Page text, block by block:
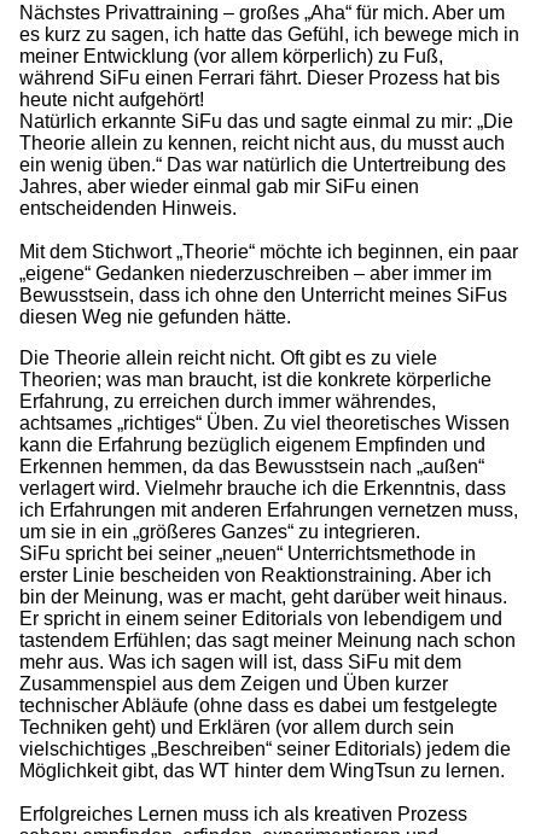
Nächstes Privattraining – großes „Aha“ für mich. Aber um
es kurz zu sagen, ich hatte das Gefühl, ich bewege mich in
meiner Entwicklung (vor allem körperlich) zu Fuß,
während SiFu einen Ferrari fährt. Dieser Prozess hat bis
heute nicht aufgehört!
Natürlich erkannte SiFu das und sagte einmal zu mir: „Die
Theorie allein zu kennen, reicht nicht aus, du musst auch
ein wenig üben.“ Das war natürlich die Untertreibung des
Jahres, aber wieder einmal gab mir SiFu einen
entscheidenden Hinweis.
Mit dem Stichwort „Theorie“ möchte ich beginnen, ein paar
„eigene“ Gedanken niederzuschreiben – aber immer im
Bewusstsein, dass ich ohne den Unterricht meines SiFus
diesen Weg nie gefunden hätte.
Die Theorie allein reicht nicht. Oft gibt es zu viele
Theorien; was man braucht, ist die konkrete körperliche
Erfahrung, zu erreichen durch immer währendes,
achtsames „richtiges“ Üben. Zu viel theoretisches Wissen
kann die Erfahrung bezüglich eigenem Empfinden und
Erkennen hemmen, da das Bewusstsein nach „außen“
verlagert wird. Vielmehr brauche ich die Erkenntnis, dass
ich Erfahrungen mit anderen Erfahrungen vernetzen muss,
um sie in ein „größeres Ganzes“ zu integrieren.
SiFu spricht bei seiner „neuen“ Unterrichtsmethode in
erster Linie bescheiden von Reaktionstraining. Aber ich
bin der Meinung, was er macht, geht darüber weit hinaus.
Er spricht in einem seiner Editorials von lebendigem und
tastendem Erfühlen; das sagt meiner Meinung nach schon
mehr aus. Was ich sagen will ist, dass SiFu mit dem
Zusammenspiel aus dem Zeigen und Üben kurzer
technischer Abläufe (ohne dass es dabei um festgelegte
Techniken geht) und Erklären (vor allem durch sein
vielschichtiges „Beschreiben“ seiner Editorials) jedem die
Möglichkeit gibt, das WT hinter dem WingTsun zu lernen.
Erfolgreiches Lernen muss ich als kreativen Prozess